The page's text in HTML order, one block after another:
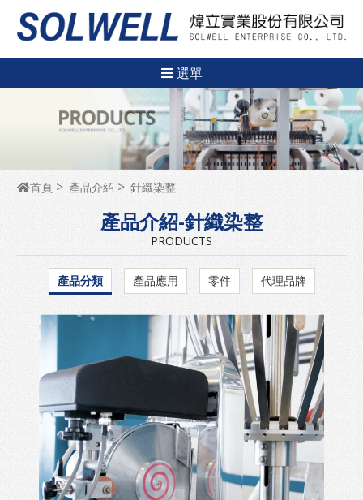
選單
首頁 產品介紹 針織染整
產品介紹-針織染整
PRODUCTS
產品分類 產品應用 零件 代理品牌